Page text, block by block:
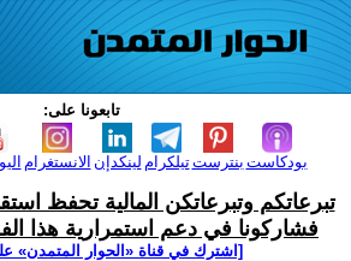
تابعونا على:
الانستغرام لينكدإن تيلكرامبنترست بودكاست
تبرعاتكم وتبرعاتكن المالية تحفظ
فشاركونا في دعم استمرارية هذا
[اشترك في قناة ‫«الحوار المتمدن»